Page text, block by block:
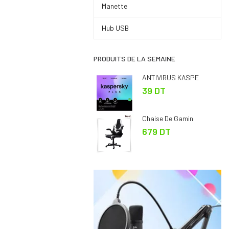
Manette
Hub USB
PRODUITS DE LA SEMAINE
ANTIVIRUS KASPE
39 DT
Chaise De Gamin
679 DT